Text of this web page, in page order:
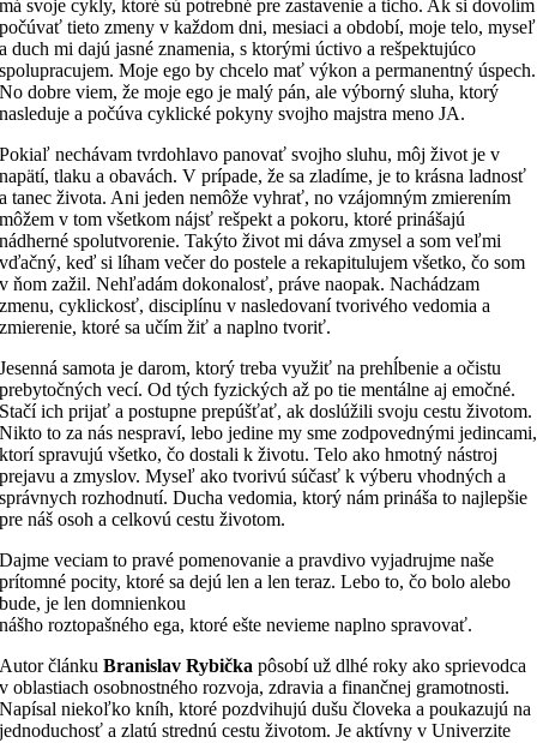
má svoje cykly, ktoré sú potrebné pre zastavenie a ticho. Ak si dovolím
počúvať tieto zmeny v každom dni, mesiaci a období, moje telo, myseľ
a duch mi dajú jasné znamenia, s ktorými úctivo a rešpektujúco
spolupracujem. Moje ego by chcelo mať výkon a permanentný úspech.
No dobre viem, že moje ego je malý pán, ale výborný sluha, ktorý
nasleduje a počúva cyklické pokyny svojho majstra meno JA.
Pokiaľ nechávam tvrdohlavo panovať svojho sluhu, môj život je v
napätí, tlaku a obavách. V prípade, že sa zladíme, je to krásna ladnosť
a tanec života. Ani jeden nemôže vyhrať, no vzájomným zmierením
môžem v tom všetkom nájsť rešpekt a pokoru, ktoré prinášajú
nádherné spolutvorenie. Takýto život mi dáva zmysel a som veľmi
vďačný, keď si líham večer do postele a rekapitulujem všetko, čo som
v ňom zažil. Nehľadám dokonalosť, práve naopak. Nachádzam
zmenu, cyklickosť, disciplínu v nasledovaní tvorivého vedomia a
zmierenie, ktoré sa učím žiť a naplno tvoriť.
Jesenná samota je darom, ktorý treba využiť na prehĺbenie a očistu
prebytočných vecí. Od tých fyzických až po tie mentálne aj emočné.
Stačí ich prijať a postupne prepúšťať, ak doslúžili svoju cestu životom.
Nikto to za nás nespraví, lebo jedine my sme zodpovednými jedincami,
ktorí spravujú všetko, čo dostali k životu. Telo ako hmotný nástroj
prejavu a zmyslov. Myseľ ako tvorivú súčasť k výberu vhodných a
správnych rozhodnutí. Ducha vedomia, ktorý nám prináša to najlepšie
pre náš osoh a celkovú cestu životom.
Dajme veciam to pravé pomenovanie a pravdivo vyjadrujme naše
prítomné pocity, ktoré sa dejú len a len teraz. Lebo to, čo bolo alebo
bude, je len domnienkou
nášho roztopašného ega, ktoré ešte nevieme naplno spravovať.
Autor článkuBranislav Rybička pôsobí už dlhé roky ako sprievodca
v oblastiach osobnostného rozvoja, zdravia a finančnej gramotnosti.
Napísal niekoľko kníh, ktoré pozdvihujú dušu človeka a poukazujú na
jednoduchosť a zlatú strednú cestu životom. Je aktívny v Univerzite